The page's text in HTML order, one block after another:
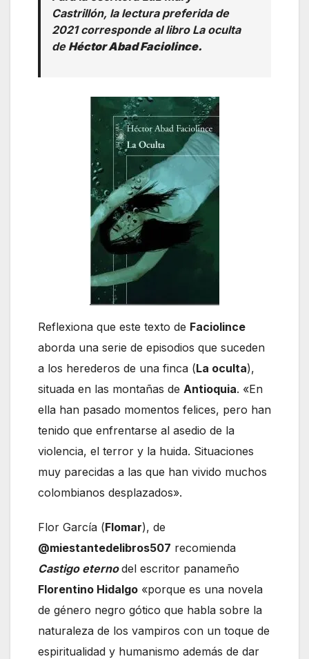
Castrillón, la lectura preferida de
2021 corresponde al libro La oculta
deHéctor Abad Faciolince.
Reflexiona que este texto de Faciolince
aborda una serie de episodios que suceden
a los herederos de una finca (La oculta),
situada en las montañas de Antioquia. «En
ella han pasado momentos felices, pero han
tenido que enfrentarse al asedio de la
violencia, el terror y la huida. Situaciones
muy parecidas a las que han vivido muchos
colombianos desplazados».
Flor García (Flomar), de
@miestantedelibros507 recomienda
Castigo eternodel escritor panameño
Florentino Hidalgo «porque es una novela
de género negro gótico que habla sobre la
naturaleza de los vampiros con un toque de
espiritualidad y humanismo además de dar